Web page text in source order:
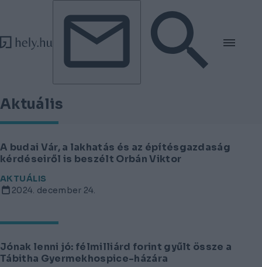
Tovább a tartalomhoz
Tovább a lábléchez
Aktuális
A budai Vár, a lakhatás és az építésgazdaság
kérdéseiről is beszélt Orbán Viktor
AKTUÁLIS
2024. december 24.
Jónak lenni jó: félmilliárd forint gyűlt össze a
Tábitha Gyermekhospice-házára